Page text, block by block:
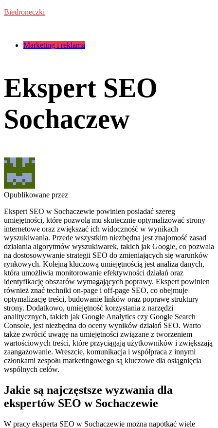
Przejdź
Biedroneczki
Kategorie:Marketing i reklama
Ekspert SEO
Sochaczew
Opublikowane przez
Ekspert SEO w Sochaczewie powinien posiadać szereg
umiejętności, które pozwolą mu skutecznie optymalizować strony
internetowe oraz zwiększać ich widoczność w wynikach
wyszukiwania. Przede wszystkim niezbędna jest znajomość zasad
działania algorytmów wyszukiwarek, takich jak Google, co pozwala
na dostosowywanie strategii SEO do zmieniających się warunków
rynkowych. Kolejną kluczową umiejętnością jest analiza danych,
która umożliwia monitorowanie efektywności działań oraz
identyfikację obszarów wymagających poprawy. Ekspert powinien
również znać techniki on-page i off-page SEO, co obejmuje
optymalizację treści, budowanie linków oraz poprawę struktury
strony. Dodatkowo, umiejętność korzystania z narzędzi
analitycznych, takich jak Google Analytics czy Google Search
Console, jest niezbędna do oceny wyników działań SEO. Warto
także zwrócić uwagę na umiejętności związane z tworzeniem
wartościowych treści, które przyciągają użytkowników i zwiększają
zaangażowanie. Wreszcie, komunikacja i współpraca z innymi
członkami zespołu marketingowego są kluczowe dla osiągnięcia
wspólnych celów.
Jakie są najczęstsze wyzwania dla
ekspertów SEO w Sochaczewie
W pracy eksperta SEO w Sochaczewie można napotkać wiele